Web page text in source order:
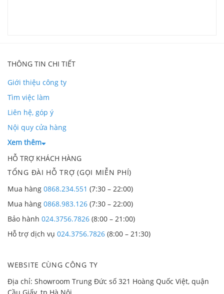
THÔNG TIN CHI TIẾT
Giới thiệu công ty
Tìm việc làm
Liên hệ, góp ý
Nội quy cửa hàng
Xem thêm
HỖ TRỢ KHÁCH HÀNG
TỔNG ĐÀI HỖ TRỢ (GỌI MIỄN PHÍ)
Mua hàng 0868.234.551 (7:30 – 22:00)
Mua hàng 0868.983.126 (7:30 – 22:00)
Bảo hành 024.3756.7826 (8:00 – 21:00)
Hỗ trợ dịch vụ 024.3756.7826 (8:00 – 21:30)
WEBSITE CÙNG CÔNG TY
Địa chỉ: Showroom Trung Đức số 321 Hoàng Quốc Việt, quận